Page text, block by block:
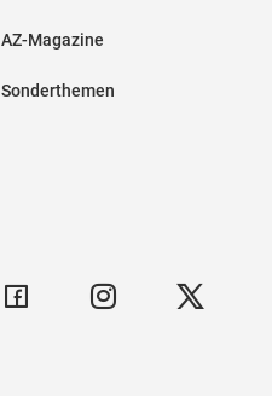
AZ-Magazine
Sonderthemen